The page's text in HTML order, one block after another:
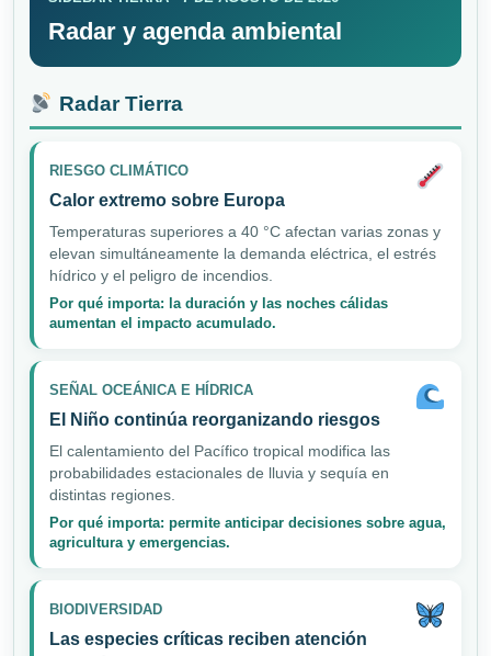
Radar y agenda ambiental
Radar Tierra
RIESGO CLIMÁTICO
Calor extremo sobre Europa
Temperaturas superiores a 40 °C afectan varias zonas y
elevan simultáneamente la demanda eléctrica, el estrés
hídrico y el peligro de incendios.
Por qué importa: la duración y las noches cálidas
aumentan el impacto acumulado.
SEÑAL OCEÁNICA E HÍDRICA
El Niño continúa reorganizando riesgos
El calentamiento del Pacífico tropical modifica las
probabilidades estacionales de lluvia y sequía en
distintas regiones.
Por qué importa: permite anticipar decisiones sobre agua,
agricultura y emergencias.
BIODIVERSIDAD
Las especies críticas reciben atención